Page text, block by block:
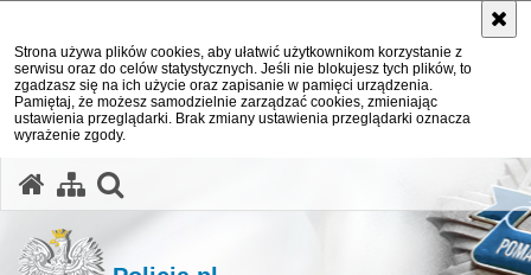
Strona używa plików cookies, aby ułatwić użytkownikom korzystanie z
serwisu oraz do celów statystycznych. Jeśli nie blokujesz tych plików, to
zgadzasz się na ich użycie oraz zapisanie w pamięci urządzenia.
Pamiętaj, że możesz samodzielnie zarządzać cookies, zmieniając
ustawienia przeglądarki. Brak zmiany ustawienia przeglądarki oznacza
wyrażenie zgody.